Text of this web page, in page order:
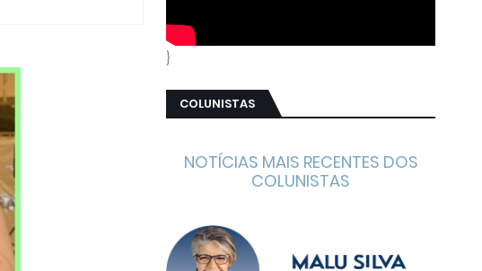
}
COLUNISTAS
NOTÍCIAS MAIS RECENTES DOS
COLUNISTAS